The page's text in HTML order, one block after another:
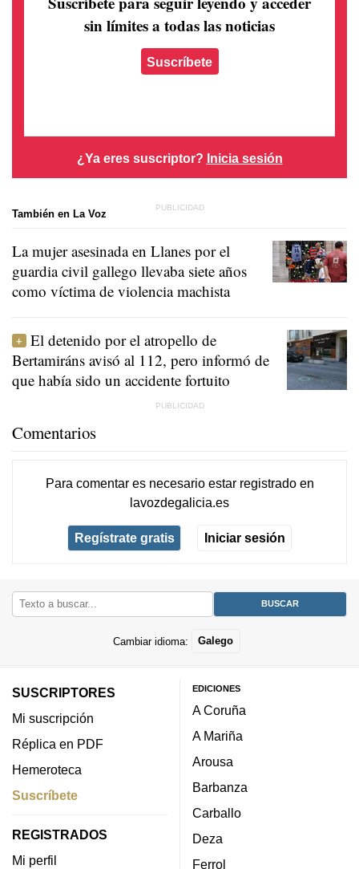
sin límites a todas las noticias
Suscríbete
¿Ya eres suscriptor? Inicia sesión
También en La Voz
La mujer asesinada en Llanes por el
guardia civil gallego llevaba siete años
como víctima de violencia machista
El detenido por el atropello de
Bertamiráns avisó al 112, pero informó de
que había sido un accidente fortuito
Comentarios
Para comentar es necesario estar registradoen
lavozdegalicia.es
Regístrate gratis Iniciar sesión
Cambiar idioma: Galego
SUSCRIPTORES
Mi suscripción
Réplica en PDF
Hemeroteca
Suscríbete
REGISTRADOS
Mi perfil
EDICIONES
A Coruña
A Mariña
Arousa
Barbanza
Carballo
Deza
Ferrol